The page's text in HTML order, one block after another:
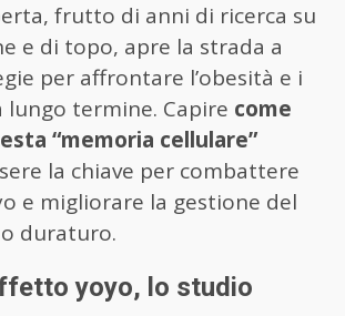
frutto di anni di ricerca su
e di topo, apre la strada a
per affrontare l’obesità e i
termine. Capire come
“memoria cellulare”
la chiave per combattere
e migliorare la gestione del
duraturo.
yoyo, lo studio